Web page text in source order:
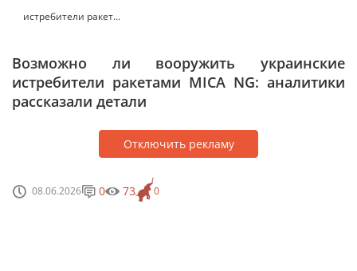
истребители ракет...
Возможно ли вооружить украинские
истребители ракетами MICA NG: аналитики
рассказали детали
Отключить рекламу
08.06.2026 0
0 73